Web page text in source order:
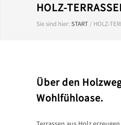
HOLZ-
Sie sind hier:START / HOLZ-
Über den
Wohlfühloase.